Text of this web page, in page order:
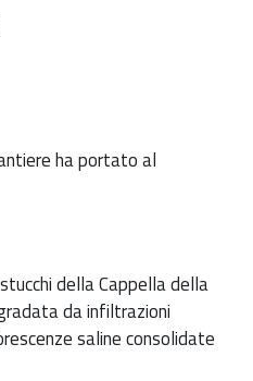
ha portato al
della Cappella della
da infiltrazioni
saline consolidate